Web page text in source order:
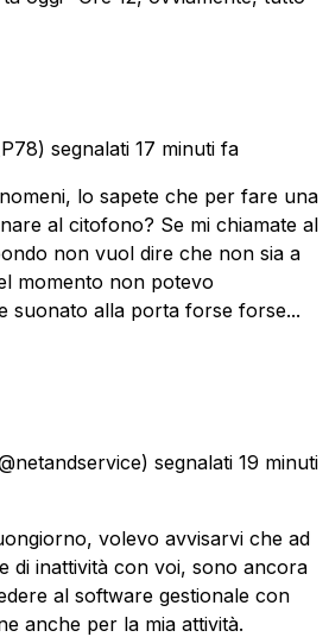
segnalati 17 minuti fa
lo sapete che per fare una
al citofono? Se mi chiamate al
non vuol dire che non sia a
momento non potevo
suonato alla porta forse forse...
segnalati 19 minuti
volevo avvisarvi che ad
di inattività con voi, sono ancora
al software gestionale con
anche per la mia attività.